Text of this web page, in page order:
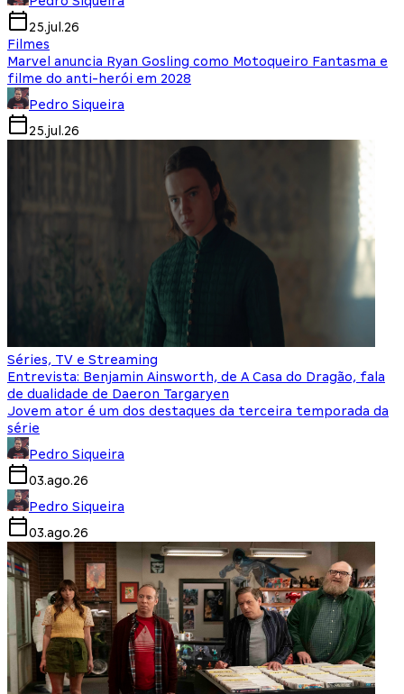
25.jul.26
Filmes
Marvel anuncia Ryan Gosling como Motoqueiro Fantasma e
filme do anti-herói em 2028
Pedro Siqueira
25.jul.26
Séries, TV e Streaming
Entrevista: Benjamin Ainsworth, de A Casa do Dragão, fala
de dualidade de Daeron Targaryen
Jovem ator é um dos destaques da terceira temporada da
série
Pedro Siqueira
03.ago.26
Pedro Siqueira
03.ago.26